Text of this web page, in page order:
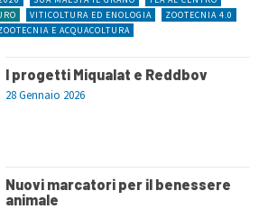
VITICOLTURA ED ENOLOGIA
ZOOTECNIA 4.0
E ACQUACOLTURA
I progetti Miqualat e Reddbov
28 Gennaio 2026
Nuovi marcatori per il benessere
animale